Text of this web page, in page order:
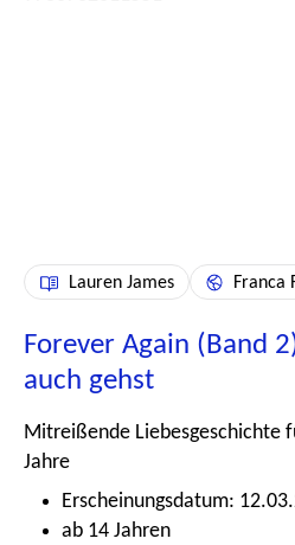
Lauren James Franca
Forever Again (Band
auch gehst
Mitreißende Liebesgeschichte
Jahre
Erscheinungsdatum:
ab 14 Jahren